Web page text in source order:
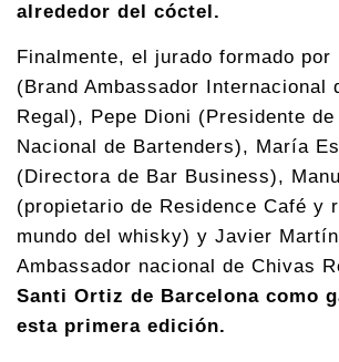
alrededor del cóctel.
Finalmente, el jurado formado por
(Brand Ambassador Internacional
Regal), Pepe Dioni (Presidente
Nacional de Bartenders), María
(Directora de Bar Business),
(propietario de Residence Café y
mundo del whisky) y Javier
Ambassador nacional de Chivas
Santi Ortiz de Barcelona como
esta primera edición.